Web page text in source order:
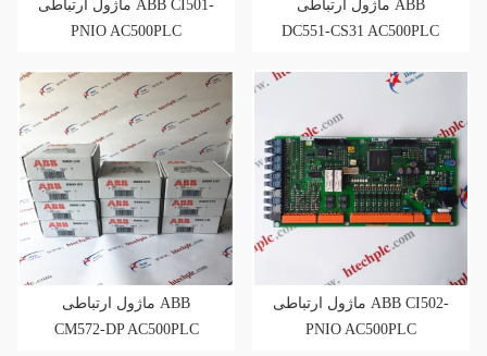
ماژول ارتباطی ABB CI501-
PNIO AC500PLC
ماژول ارتباطی ABB
DC551-CS31 AC500PLC
ماژول ارتباطی ABB
CM572-DP AC500PLC
ماژول ارتباطی ABB CI502-
PNIO AC500PLC